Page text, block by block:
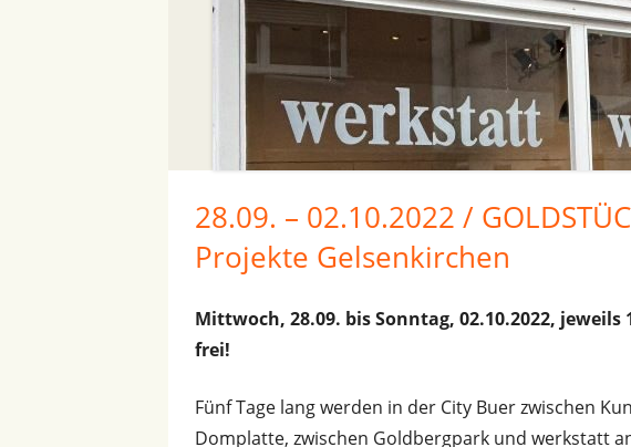
28.09. – 02.10.2022 /
Projekte Gelsenkirchen
Mittwoch, 28.09. bis Sonntag, 02.10.2022,
frei!
Fünf Tage lang werden in der City Buer zwischen
Domplatte, zwischen Goldbergpark und werkstatt